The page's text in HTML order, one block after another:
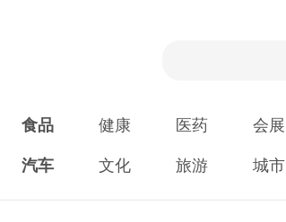
食品 健康 医药 会展
汽车 文化 旅游 城市